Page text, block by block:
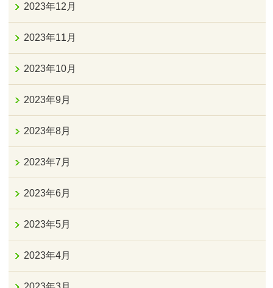
2023年12月
2023年11月
2023年10月
2023年9月
2023年8月
2023年7月
2023年6月
2023年5月
2023年4月